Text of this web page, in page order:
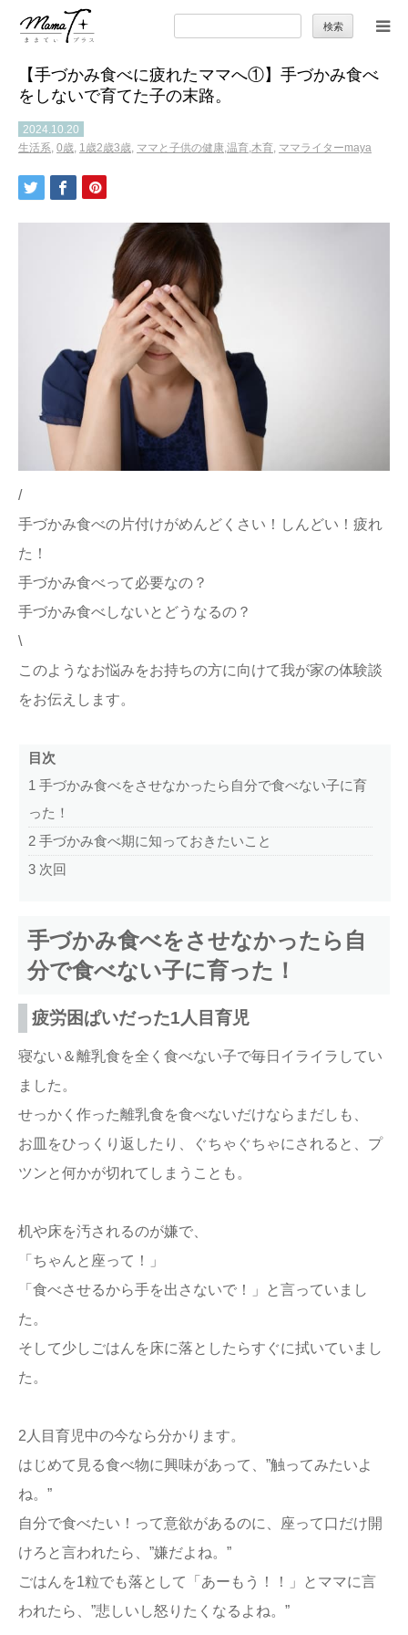
索:
【手づかみ食べに疲れたママへ①】手づかみ食べ
をしないで育てた子の末路。
2024.10.20
生活系, 0歳, 1歳2歳3歳, ママと子供の健康,温育,木育, ママライターmaya
/
手づかみ食べの片付けがめんどくさい！しんどい！疲れ
た！
手づかみ食べって必要なの？
手づかみ食べしないとどうなるの？
\
このようなお悩みをお持ちの方に向けて我が家の体験談
をお伝えします。
目次
1 手づかみ食べをさせなかったら自分で食べない子に育
った！
2 手づかみ食べ期に知っておきたいこと
3 次回
手づかみ食べをさせなかったら自
分で食べない子に育った！
疲労困ぱいだった1人目育児
寝ない＆離乳食を全く食べない子で毎日イライラしてい
ました。
せっかく作った離乳食を食べないだけならまだしも、
お皿をひっくり返したり、ぐちゃぐちゃにされると、プ
ツンと何かが切れてしまうことも。
机や床を汚されるのが嫌で、
「ちゃんと座って！」
「食べさせるから手を出さないで！」と言っていまし
た。
そして少しごはんを床に落としたらすぐに拭いていまし
た。
2人目育児中の今なら分かります。
はじめて見る食べ物に興味があって、”触ってみたいよ
ね。”
自分で食べたい！って意欲があるのに、座って口だけ開
けろと言われたら、”嫌だよね。”
ごはんを1粒でも落として「あーもう！！」とママに言
われたら、”悲しいし怒りたくなるよね。”
トップ
ママのカラダとココロ
セカンドキャリア
暮らしの小ワザ
季節の行事やお出かけ
特集